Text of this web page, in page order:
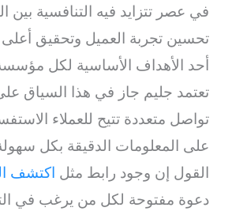
في عصر تتزايد فيه التنافسية بين
تحسين تجربة العميل وتحقيق
أحد الأهداف الأساسية لكل
تعتمد جليم جاز في هذا السياق
تواصل متعددة تتيح للعملاء
على المعلومات الدقيقة بكل
القول إن وجود رابط مثل اكتشف
دعوة مفتوحة لكل من يرغب في